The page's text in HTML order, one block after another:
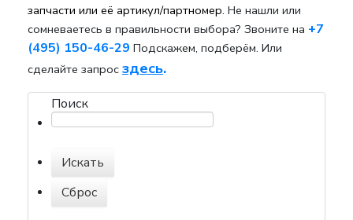
запчасти или её артикул/партномер. Не нашли или
сомневаетесь в правильности выбора? Звоните на +7
(495) 150-46-29 Подскажем, подберём. Или
сделайте запрос здесь.
Поиск